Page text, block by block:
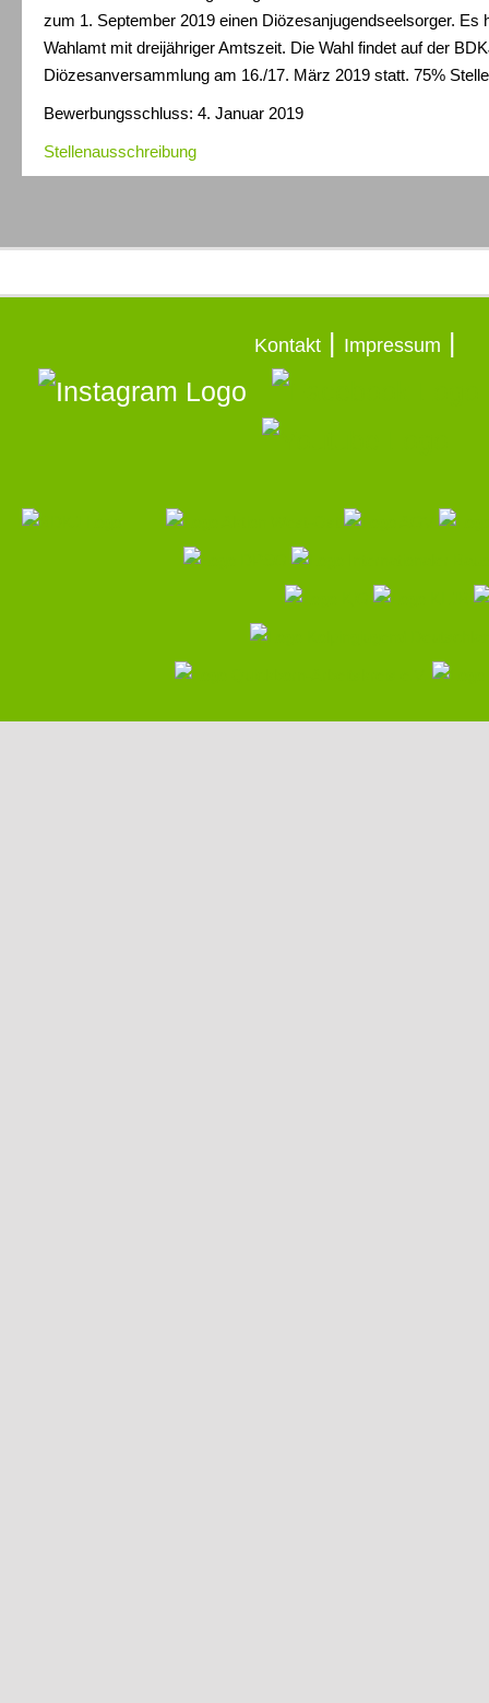
zum 1. September 2019 einen Diözesanjugendseelsorger. Es
Wahlamt mit dreijähriger Amtszeit. Die Wahl findet auf der
Diözesanversammlung am 16./17. März 2019 statt. 75%
Bewerbungsschluss: 4. Januar 2019
Stellenausschreibung
Kontakt| Impressum |